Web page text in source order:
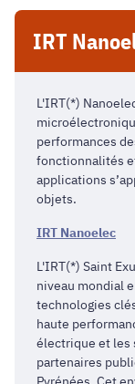
IRT
L'IRT(*)
performances
fonctionnalités
applications
objets.
IRT Nanoelec
L'IRT(*) Saint
niveau mondial
technologies
haute
électrique et les
partenaires